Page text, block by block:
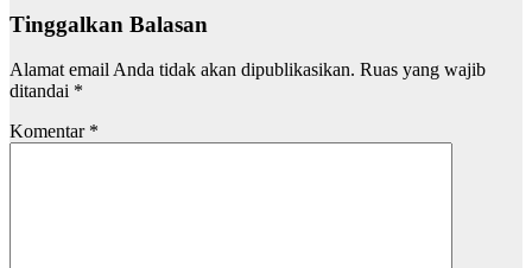
Tinggalkan Balasan
Alamat email Anda tidak akan dipublikasikan. Ruas yang wajib
ditandai *
Komentar *